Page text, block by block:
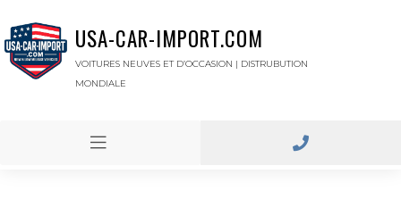
USA-CAR-IMPORT.COM
VOITURES NEUVES ET D’OCCASION | DISTRUBUTION
MONDIALE